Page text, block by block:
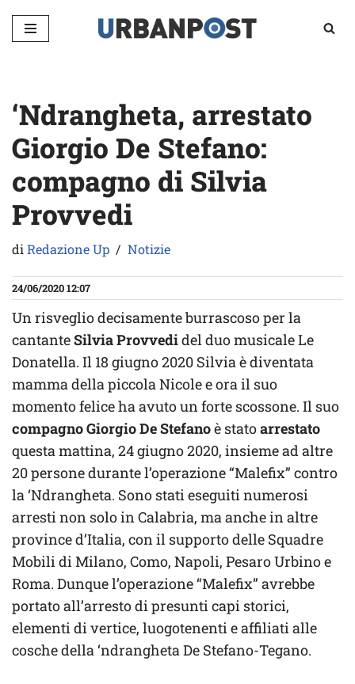
Vai
‘Ndrangheta, arrestato
Giorgio De Stefano:
compagno di Silvia
Provvedi
diRedazione Up Notizie
24/06/2020 12:07
Un risveglio decisamente burrascoso per la
cantanteSilvia Provvedidel duo musicale Le
Donatella. Il 18 giugno 2020 Silvia è diventata
mamma della piccola Nicole e ora il suo
momento felice ha avuto un forte scossone. Il suo
compagno Giorgio De Stefanoè statoarrestato
questa mattina, 24 giugno 2020, insieme ad altre
20 persone durante l’operazione “Malefix” contro
la ‘Ndrangheta. Sono stati eseguiti numerosi
arresti non solo in Calabria, ma anche in altre
province d’Italia, con il supporto delle Squadre
Mobili di Milano, Como, Napoli, Pesaro Urbino e
Roma. Dunque l’operazione “Malefix” avrebbe
portato all’arresto di presunti capi storici,
elementi di vertice, luogotenenti e affiliati alle
cosche della ‘ndrangheta De Stefano-Tegano.